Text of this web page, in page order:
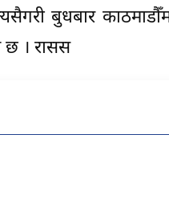
बुधबार
छ । रासस